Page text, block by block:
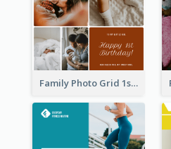
Family Photo Grid 1st Baby Birthday Facebook Post